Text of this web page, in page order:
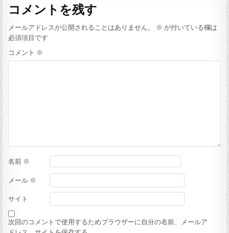
ビ
ゲ
ー
シ
コメントを残す
メールアドレスが公開されることはありません。 ※ が付いている欄は
必須項目です
コメント ※
名前 ※
メール ※
サイト
次回のコメントで使用するためブラウザーに自分の名前、メールア